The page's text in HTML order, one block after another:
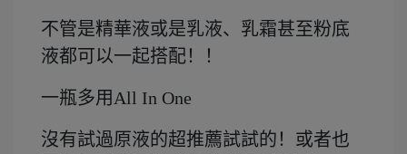
不管是精華液或是乳液、乳霜甚至粉底
液都可以一起搭配！！
一瓶多用All In One
沒有試過原液的超推薦試試的！或者也